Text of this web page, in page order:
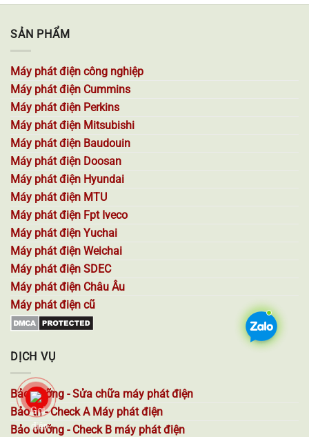
SẢN PHẨM
Máy phát điện công nghiệp
Máy phát điện Cummins
Máy phát điện Perkins
Máy phát điện Mitsubishi
Máy phát điện Baudouin
Máy phát điện Doosan
Máy phát điện Hyundai
Máy phát điện MTU
Máy phát điện Fpt Iveco
Máy phát điện Yuchai
Máy phát điện Weichai
Máy phát điện SDEC
Máy phát điện Châu Âu
Máy phát điện cũ
DỊCH VỤ
Bảo dưỡng - Sửa chữa máy phát điện
Bảo trì - Check A Máy phát điện
Bảo dưỡng - Check B máy phát điện